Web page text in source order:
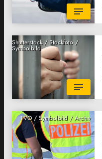
Shutterstock / Stockfoto /
Symbolbild
TVO / Symbolbild / Archiv